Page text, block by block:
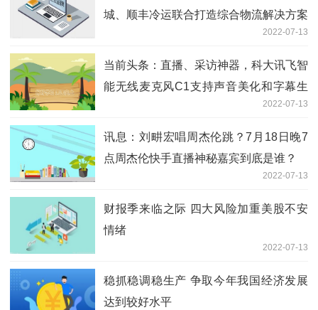
城、顺丰冷运联合打造综合物流解决方案
2022-07-13
当前头条：直播、采访神器，科大讯飞智
能无线麦克风C1支持声音美化和字幕生
2022-07-13
讯息：刘畊宏唱周杰伦跳？7月18日晚7
点周杰伦快手直播神秘嘉宾到底是谁？
2022-07-13
财报季来临之际 四大风险加重美股不安
情绪
2022-07-13
稳抓稳调稳生产 争取今年我国经济发展
达到较好水平